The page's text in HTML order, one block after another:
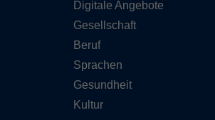
Digitale Angebote
Gesellschaft
Beruf
Sprachen
Gesundheit
Kultur